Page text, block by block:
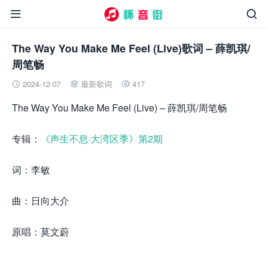


The Way You Make Me Feel (Live)歌词 – 薛凯琪/
周笔畅
 2024-12-07  最新歌词  417
The Way You Make Me Feel (Live) – 薛凯琪/周笔畅
专辑： 《声生不息·大湾区季》第2期
词：李敏
曲：日向大介
原唱：莫文蔚